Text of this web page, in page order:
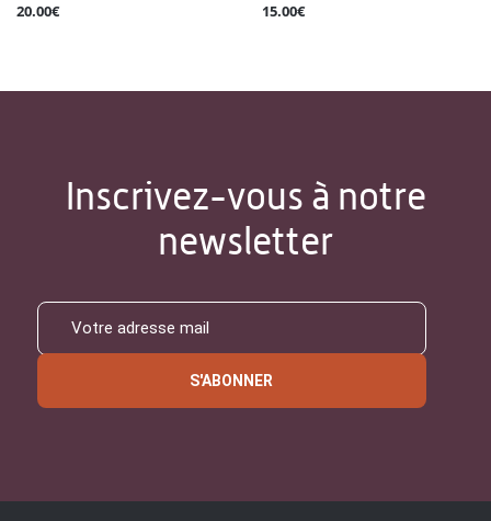
20.00€ 15.00€
Inscrivez-vous à notre
newsletter
S'ABONNER